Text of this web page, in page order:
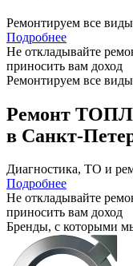
Ремонтируем все
Подробнее
Не откладывайте
приносить вам доход
Ремонтируем все
Ремонт
в Санкт-
Диагностика, ТО и
Подробнее
Не откладывайте
приносить вам доход
Бренды, с которыми